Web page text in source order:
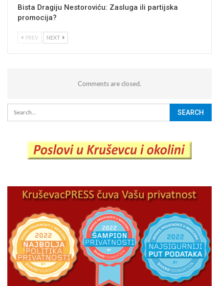
Bista Dragiju Nestoroviću: Zasluga ili partijska
promocija?
PREV NEXT
Comments are closed.